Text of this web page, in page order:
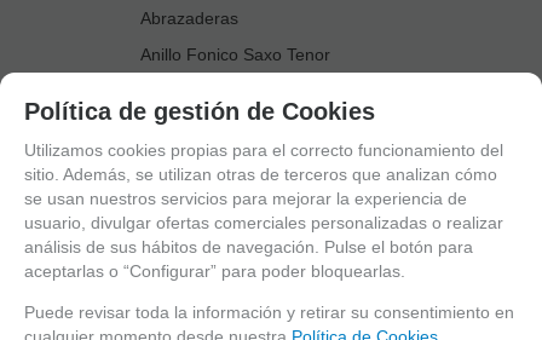
Abrazaderas
Anillo Fonico Saxo Tenor
Boquillas
Boquilleros
Cañas
Cortacañas
Deflector Saxo Tenor
Política de gestión de Cookies
Utilizamos cookies propias para el correcto funcionamiento del
sitio. Además, se utilizan otras de terceros que analizan cómo
se usan nuestros servicios para mejorar la experiencia de
usuario, divulgar ofertas comerciales personalizadas o realizar
análisis de sus hábitos de navegación. Pulse el botón para
aceptarlas o “Configurar” para poder bloquearlas.
Puede revisar toda la información y retirar su consentimiento en